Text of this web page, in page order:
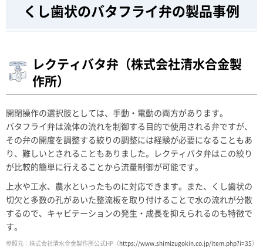
くし歯状のバタフライ弁の製品事例
レクティバタ弁（株式会社清水合金製
作所）
開閉操作の選択肢としては、手動・電動の両方があります。
バタフライ弁は流体の流れを制御する目的で使用される弁ですが、
その弁の開度を調整する絞りの調整には経験が必要になることもあ
り、難しいとされることもありました。レクティバタ弁はこの絞り
が比較的簡単に行えることから流量制御が可能です。
上水や工水、農水といったものに対応できます。また、くし歯状の
切欠と多数の孔があいた整流板を取り付けることで水の流れが分散
するので、キャビテーションの発生・成長を抑えられるのも特徴で
す。
参照元：株式会社清水合金製作所公式HP（https://www.shimizugokin.co.jp/item.php?i=35）